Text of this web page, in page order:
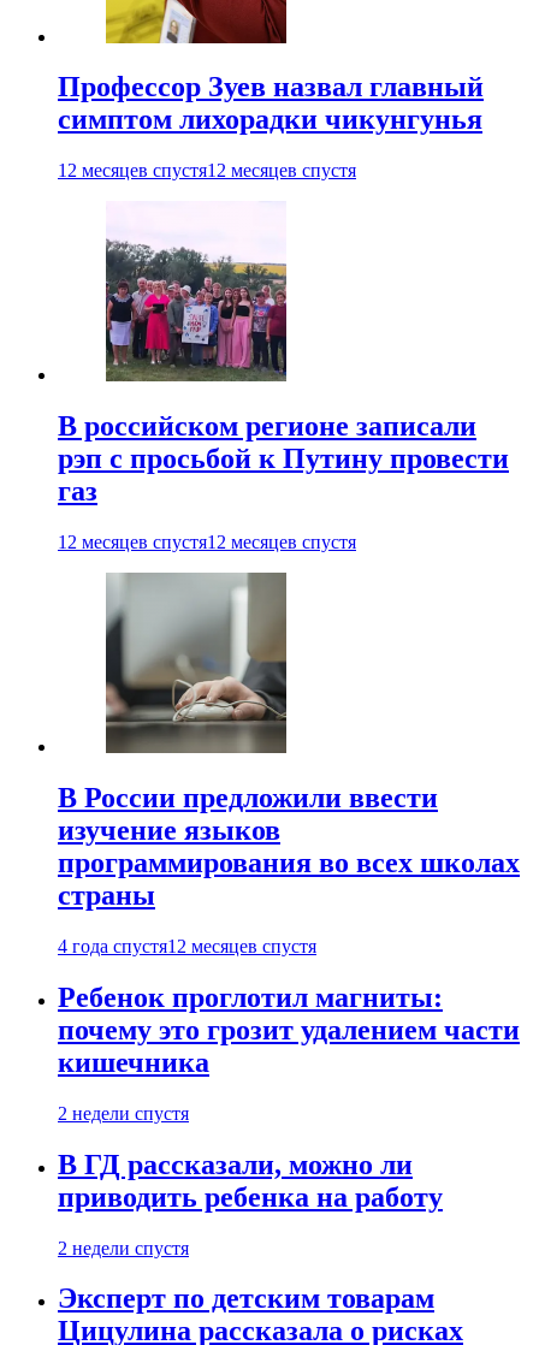
Профессор Зуев назвал главный
симптом лихорадки чикунгунья
12 месяцев спустя12 месяцев спустя
В российском регионе записали
рэп с просьбой к Путину провести
газ
12 месяцев спустя12 месяцев спустя
В России предложили ввести
изучение языков
программирования во всех школах
страны
4 года спустя12 месяцев спустя
Ребенок проглотил магниты:
почему это грозит удалением части
кишечника
2 недели спустя
В ГД рассказали, можно ли
приводить ребенка на работу
2 недели спустя
Эксперт по детским товарам
Цицулина рассказала о рисках